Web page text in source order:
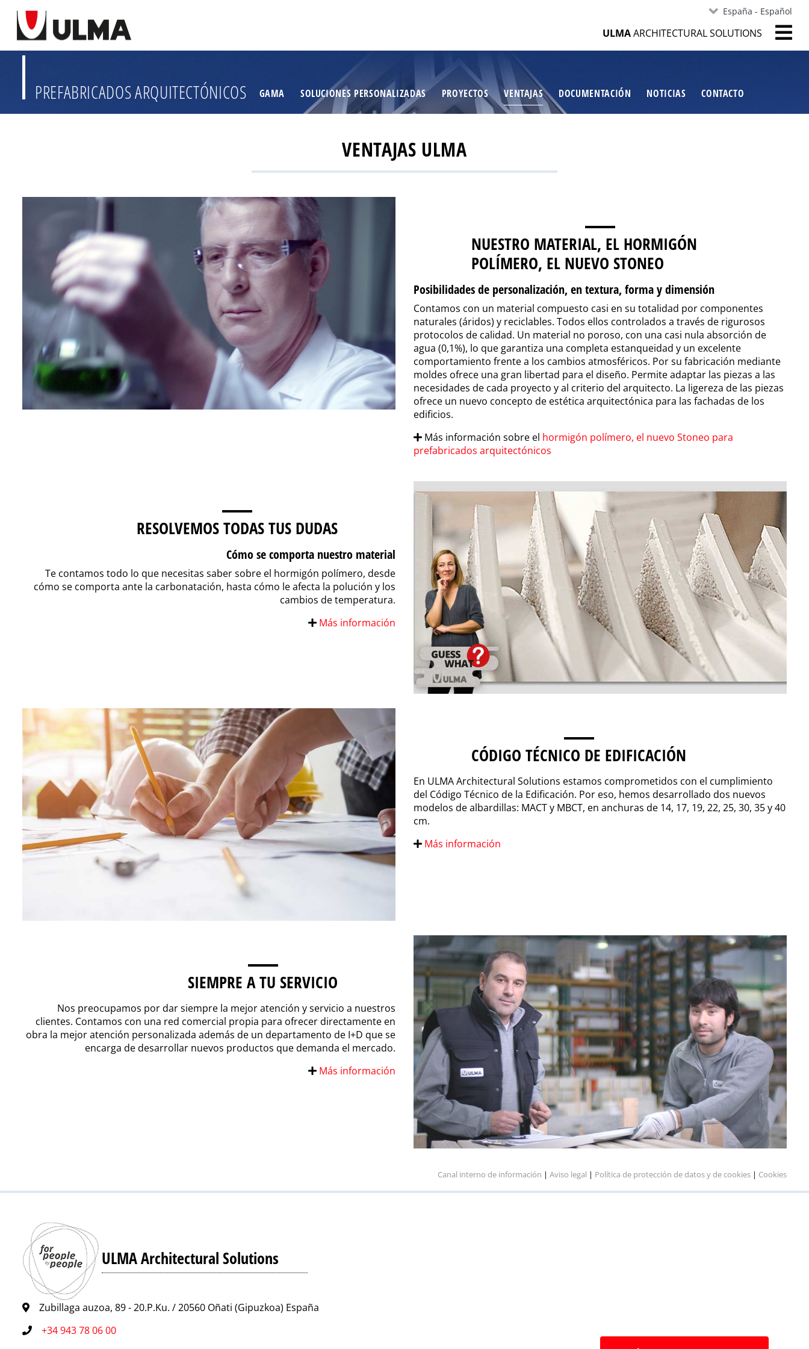
España - Español
ULMAARCHITECTURAL SOLUTIONS
PREFABRICADOS ARQUITECTÓNICOS GAMA SOLUCIONES PERSONALIZADAS PROYECTOS VENTAJAS DOCUMENTACIÓN NOTICIAS CONTACTO
VENTAJAS ULMA
NUESTRO MATERIAL, EL HORMIGÓN
POLÍMERO, EL NUEVO STONEO
Posibilidades de personalización, en textura, forma y dimensión
Contamos con un material compuesto casi en su totalidad por componentes
naturales (áridos) y reciclables. Todos ellos controlados a través de rigurosos
protocolos de calidad. Un material no poroso, con una casi nula absorción de
agua (0,1%), lo que garantiza una completa estanqueidad y un excelente
comportamiento frente a los cambios atmosféricos. Por su fabricación mediante
moldes ofrece una gran libertad para el diseño. Permite adaptar las piezas a las
necesidades de cada proyecto y al criterio del arquitecto. La ligereza de las piezas
ofrece un nuevo concepto de estética arquitectónica para las fachadas de los
edificios.
Más información sobre el hormigón polímero, el nuevo Stoneo para
prefabricados arquitectónicos
RESOLVEMOS TODAS TUS DUDAS
Cómo se comporta nuestro material
Te contamos todo lo que necesitas saber sobre el hormigón polímero, desde
cómo se comporta ante la carbonatación, hasta cómo le afecta la polución y los
cambios de temperatura.
Más información
CÓDIGO TÉCNICO DE EDIFICACIÓN
En ULMA Architectural Solutions estamos comprometidos con el cumplimiento
del Código Técnico de la Edificación. Por eso, hemos desarrollado dos nuevos
modelos de albardillas: MACT y MBCT, en anchuras de 14, 17, 19, 22, 25, 30, 35 y 40
cm.
Más información
SIEMPRE A TU SERVICIO
Nos preocupamos por dar siempre la mejor atención y servicio a nuestros
clientes. Contamos con una red comercial propia para ofrecer directamente en
obra la mejor atención personalizada además de un departamento de I+D que se
encarga de desarrollar nuevos productos que demanda el mercado.
Más información
Canal interno de información | Aviso legal | Política de protección de datos y de cookies | Cookies
ULMA Architectural Solutions
Zubillaga auzoa, 89 - 20.P.Ku. / 20560 Oñati (Gipuzkoa) España
+34 943 78 06 00